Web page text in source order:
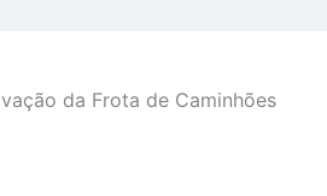
da Frota de Caminhões